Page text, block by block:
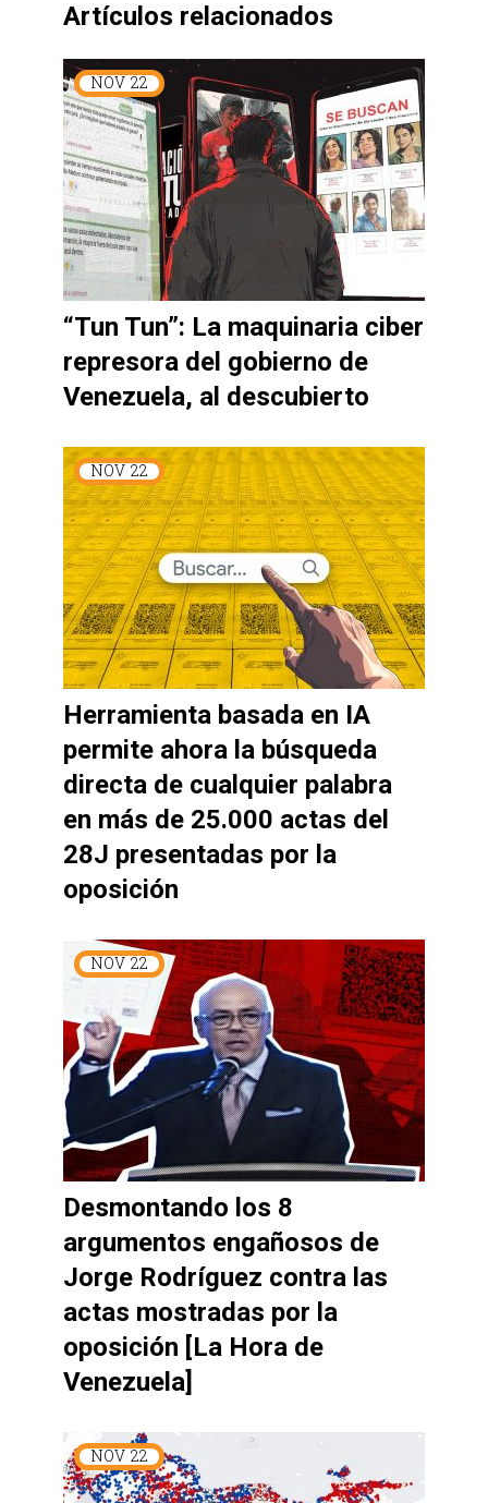
Artículos relacionados
NOV 22
“Tun Tun”: La maquinaria ciber
represora del gobierno de
Venezuela, al descubierto
NOV 22
Herramienta basada en IA
permite ahora la búsqueda
directa de cualquier palabra
en más de 25.000 actas del
28J presentadas por la
oposición
NOV 22
Desmontando los 8
argumentos engañosos de
Jorge Rodríguez contra las
actas mostradas por la
oposición [La Hora de
Venezuela]
NOV 22